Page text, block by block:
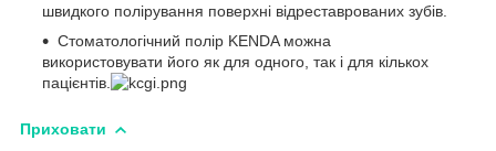
швидкого полірування поверхні відреставрованих зубів.
Стоматологічний полір KENDA можна
використовувати його як для одного, так і для кількох
пацієнтів.
Приховати